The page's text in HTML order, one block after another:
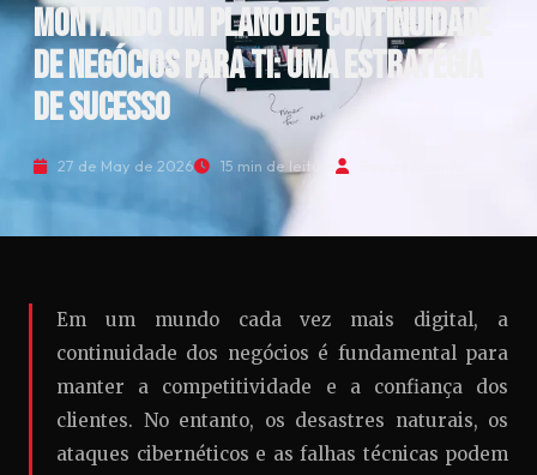
Montando um Plano de Continuidade
de Negócios para TI: Uma Estratégia
de Sucesso
27 de May de 2026 15 min de leitura
Em um mundo cada vez mais digital, a
continuidade dos negócios é fundamental para
manter a competitividade e a confiança dos
clientes. No entanto, os desastres naturais, os
ataques cibernéticos e as falhas técnicas podem